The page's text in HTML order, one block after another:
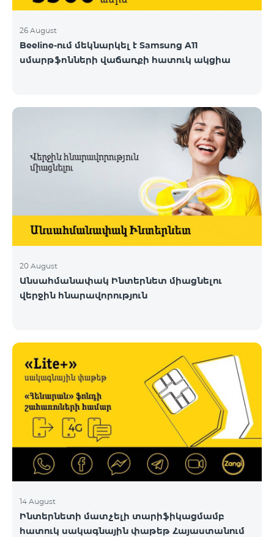
առաջընթացին և մեր
26 August
Beeline-ում մեկնարկել է Samsung A11
սմարթֆոնների վաճառքի հատուկ ակցիա
20 August
Անսահմանափակ Ինտերնետ միացնելու
վերջին հնարավորություն
14 August
Ինտերնետի մատչելի տարիֆիկացմամբ
հատուկ սակագնային փաթեթ Հայաստանում